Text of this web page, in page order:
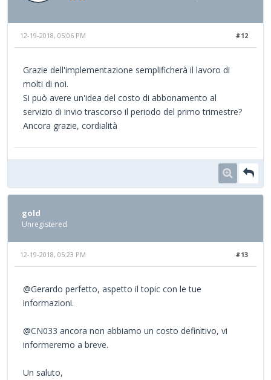
#12
12-19-2018, 05:06 PM
Grazie dell'implementazione semplificherà il lavoro di
molti di noi.
Si può avere un'idea del costo di abbonamento al
servizio di invio trascorso il periodo del primo trimestre?
Ancora grazie, cordialità
gold
Unregistered
#13
12-19-2018, 05:23 PM
@Gerardo perfetto, aspetto il topic con le tue
informazioni.
@CN033 ancora non abbiamo un costo definitivo, vi
informeremo a breve.
Un saluto,